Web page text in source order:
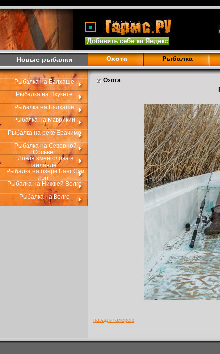
Новые рыбалки Охота Рыбалка
Рыбалка на Балхаше
Рыбалка на Пхукете
Рыбалка на Балхаше
Рыбалка на Маврикии
Рыбалка на реке Ерачимо
Рыбалка на Северной
Сосьве
Ловля змееголова в
Таиланде
Рыбалка на озере Банг Сэм
Лэн
Рыбалка на Нижней Волге
Рыбалка на Волге
Охота
назад в галерею